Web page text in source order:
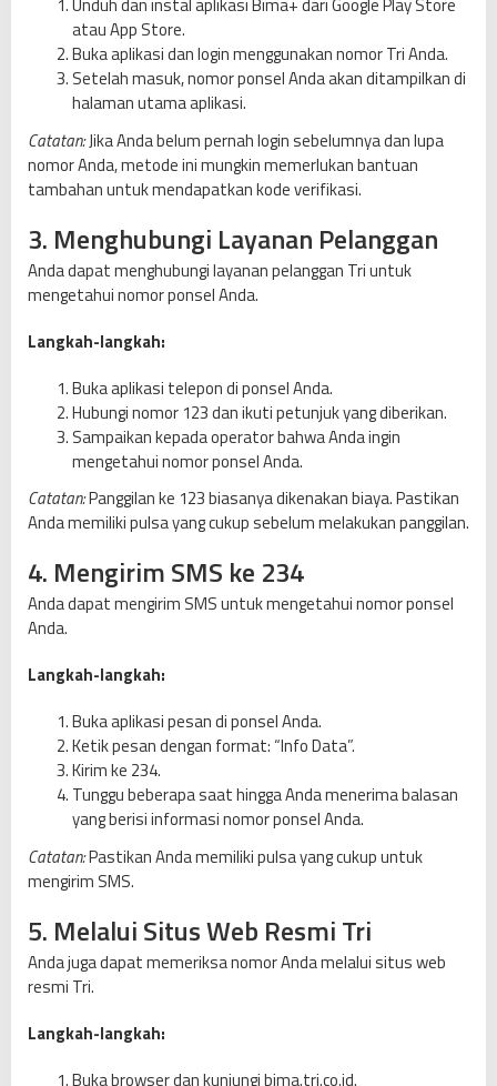
Unduh dan instal aplikasi Bima+ dari Google Play Store
atau App Store.
Buka aplikasi dan login menggunakan nomor Tri Anda.
Setelah masuk, nomor ponsel Anda akan ditampilkan di
halaman utama aplikasi.
Catatan:Jika Anda belum pernah login sebelumnya dan lupa
nomor Anda, metode ini mungkin memerlukan bantuan
tambahan untuk mendapatkan kode verifikasi.
3. Menghubungi Layanan Pelanggan
Anda dapat menghubungi layanan pelanggan Tri untuk
mengetahui nomor ponsel Anda.
Langkah-langkah:
Buka aplikasi telepon di ponsel Anda.
Hubungi nomor 123 dan ikuti petunjuk yang diberikan.
Sampaikan kepada operator bahwa Anda ingin
mengetahui nomor ponsel Anda.
Catatan:Panggilan ke 123 biasanya dikenakan biaya. Pastikan
Anda memiliki pulsa yang cukup sebelum melakukan panggilan.
4. Mengirim SMS ke 234
Anda dapat mengirim SMS untuk mengetahui nomor ponsel
Anda.
Langkah-langkah:
Buka aplikasi pesan di ponsel Anda.
Ketik pesan dengan format: “Info Data”.
Kirim ke 234.
Tunggu beberapa saat hingga Anda menerima balasan
yang berisi informasi nomor ponsel Anda.
Catatan:Pastikan Anda memiliki pulsa yang cukup untuk
mengirim SMS.
5. Melalui Situs Web Resmi Tri
Anda juga dapat memeriksa nomor Anda melalui situs web
resmi Tri.
Langkah-langkah:
Buka browser dan kunjungi bima.tri.co.id.